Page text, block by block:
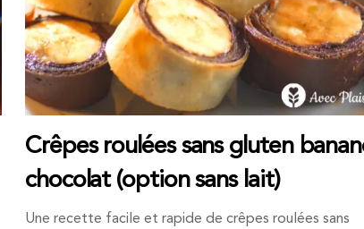
Crêpes roulées sans gluten
chocolat (option sans lait)
Une recette facile et rapide de crêpes roulées sans